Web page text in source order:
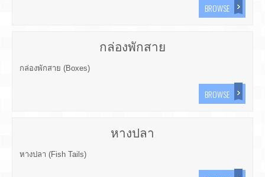
BROWSE
กล่องพักสาย
กล่องพักสาย (Boxes)
BROWSE
หางปลา
หางปลา (Fish Tails)